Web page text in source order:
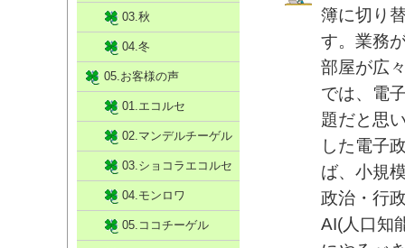
簿に切り
す。業務
部屋が広
では、電
題だと思
した電子
ば、小規
政治・行
AI(人口知
03.秋
04.冬
05.お客様の声
01.エコルセ
02.マンデルチーゲル
03.ショコラエコルセ
04.モンロワ
05.ココチーゲル